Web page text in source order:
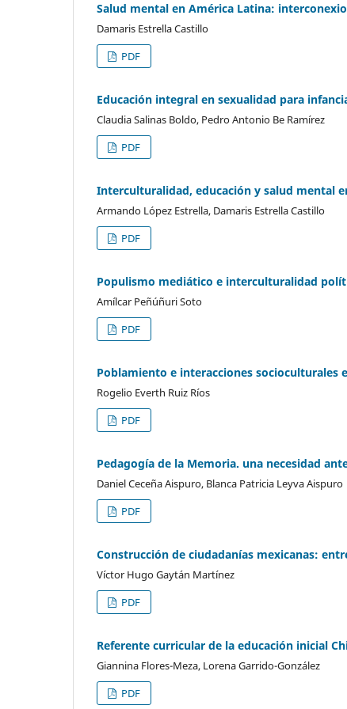
Salud mental en América Latina:
Damaris Estrella Castillo
PDF
Educación integral en sexualidad para
Claudia Salinas Boldo, Pedro Antonio Be Ramírez
PDF
Interculturalidad, educación y salud mental
Armando López Estrella, Damaris Estrella Castillo
PDF
Populismo mediático e interculturalidad
Amílcar Peñúñuri Soto
PDF
Poblamiento e interacciones socioculturales
Rogelio Everth Ruiz Ríos
PDF
Pedagogía de la Memoria. una necesidad
Daniel Ceceña Aispuro, Blanca Patricia Leyva Aispuro
PDF
Construcción de ciudadanías mexicanas:
Víctor Hugo Gaytán Martínez
PDF
Referente curricular de la educación inicial
Giannina Flores-Meza, Lorena Garrido-González
PDF